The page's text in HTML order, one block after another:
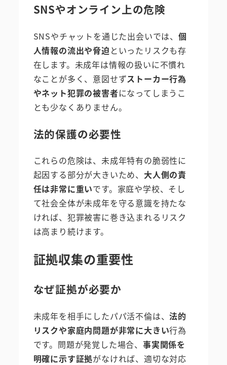
SNSやオンライン上の危険
SNSやチャットを通じた出会いでは、 個
人情報の流出や脅迫 といったリスクも存
在します。未成年は情報の扱いに不慣れ
なことが多く、意図せずストーカー行為
やネット犯罪の被害者になってしまうこ
とも少なくありません。
法的保護の必要性
これらの危険は、未成年特有の脆弱性に
起因する部分が大きいため、 大人側の責
任は非常に重いです。家庭や学校、そし
て社会全体が未成年を守る意識を持たな
ければ、犯罪被害に巻き込まれるリスク
は高まり続けます。
証拠収集の重要性
なぜ証拠が必要か
未成年を相手にしたパパ活不倫は、法的
リスクや家庭内問題が非常に大きい行為
です。問題が発覚した場合、 事実関係を
明確に示す証拠がなければ、適切な対応